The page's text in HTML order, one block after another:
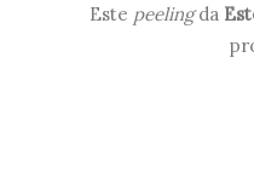
Este peelingda